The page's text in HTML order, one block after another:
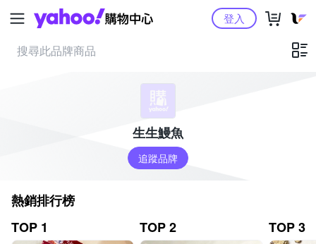
Yahoo購物中心登入
生生鰻魚
追蹤品牌
熱銷排行榜
TOP 1
TOP 2 TOP 3